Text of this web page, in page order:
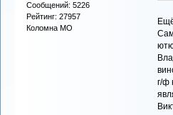
Сообщений: 5226
Рейтинг: 27957
Коломна МО
г/ф